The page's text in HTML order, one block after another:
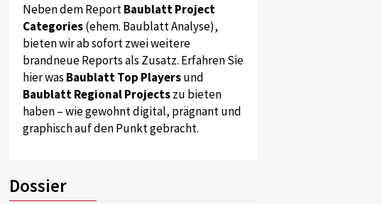
Neben dem ReportBaublatt Project
Categories(ehem. Baublatt Analyse),
bieten wir ab sofort zwei weitere
brandneue Reports als Zusatz. Erfahren Sie
hier was Baublatt Top Playersund
Baublatt Regional Projectszu bieten
haben – wie gewohnt digital, prägnant und
graphisch auf den Punkt gebracht.
Dossier